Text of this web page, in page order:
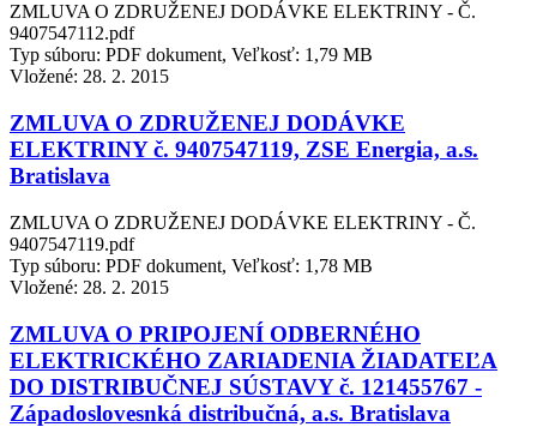
ZMLUVA O ZDRUŽENEJ DODÁVKE ELEKTRINY - Č.
9407547112.pdf
Typ súboru: PDF dokument, Veľkosť: 1,79 MB
Vložené: 28. 2. 2015
ZMLUVA O ZDRUŽENEJ DODÁVKE
ELEKTRINY č. 9407547119, ZSE Energia, a.s.
Bratislava
ZMLUVA O ZDRUŽENEJ DODÁVKE ELEKTRINY - Č.
9407547119.pdf
Typ súboru: PDF dokument, Veľkosť: 1,78 MB
Vložené: 28. 2. 2015
ZMLUVA O PRIPOJENÍ ODBERNÉHO
ELEKTRICKÉHO ZARIADENIA ŽIADATEĽA
DO DISTRIBUČNEJ SÚSTAVY č. 121455767 -
Západoslovesnká distribučná, a.s. Bratislava